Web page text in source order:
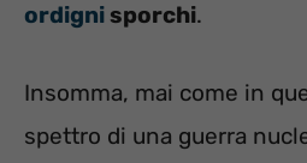
ordigni sporchi.
Insomma, mai come in
spettro di una guerra